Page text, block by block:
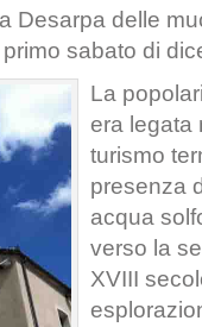
Desarpa delle
primo sabato di
La
era legata
turismo
presenza
acqua
verso la
XVIII